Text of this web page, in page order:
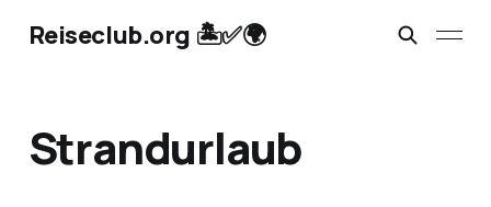
Reiseclub.org 🏝️✅🌍
Strandurlaub